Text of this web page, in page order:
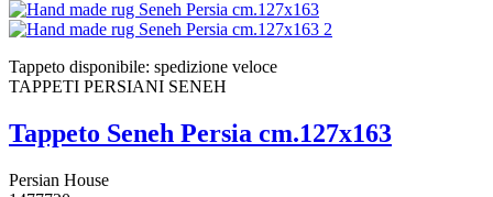
Tappeto disponibile: spedizione veloce
TAPPETI PERSIANI SENEH
Tappeto Seneh Persia cm.127x163
Persian House